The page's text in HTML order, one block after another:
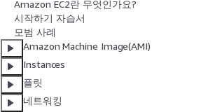
Amazon EC2란 무엇인가요?
시작하기 자습서
모범 사례
Amazon Machine Image(AMI)
Instances
플릿
네트워킹